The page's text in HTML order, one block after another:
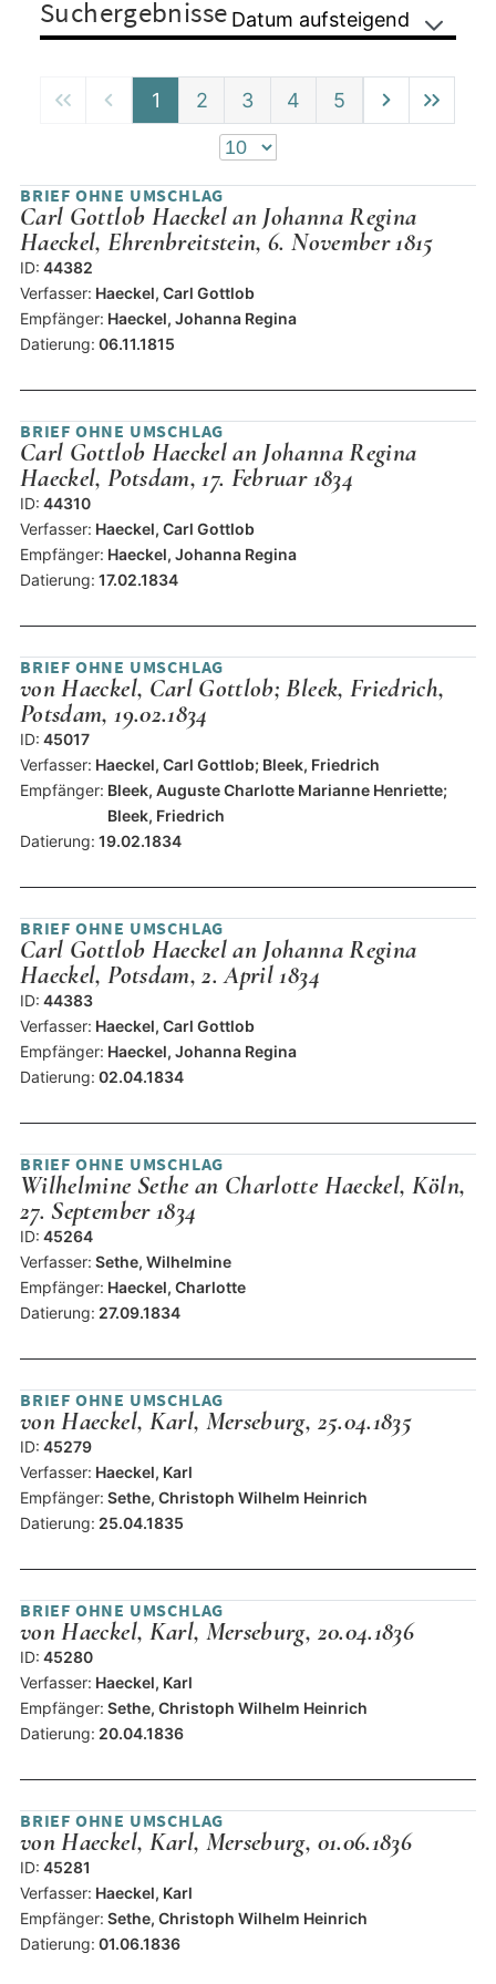
Suchergebnisse Datum aufsteigend
1 2 3 4 5
BRIEF OHNE UMSCHLAG
Carl Gottlob Haeckel an Johanna Regina
Haeckel, Ehrenbreitstein, 6. November 1815
ID: 44382
Verfasser: Haeckel, Carl Gottlob
Empfänger: Haeckel, Johanna Regina
Datierung: 06.11.1815
BRIEF OHNE UMSCHLAG
Carl Gottlob Haeckel an Johanna Regina
Haeckel, Potsdam, 17. Februar 1834
ID: 44310
Verfasser: Haeckel, Carl Gottlob
Empfänger: Haeckel, Johanna Regina
Datierung: 17.02.1834
BRIEF OHNE UMSCHLAG
von Haeckel, Carl Gottlob; Bleek, Friedrich,
Potsdam, 19.02.1834
ID: 45017
Verfasser: Haeckel, Carl Gottlob; Bleek, Friedrich
Empfänger: Bleek, Auguste Charlotte Marianne Henriette;
Bleek, Friedrich
Datierung: 19.02.1834
BRIEF OHNE UMSCHLAG
Carl Gottlob Haeckel an Johanna Regina
Haeckel, Potsdam, 2. April 1834
ID: 44383
Verfasser: Haeckel, Carl Gottlob
Empfänger: Haeckel, Johanna Regina
Datierung: 02.04.1834
BRIEF OHNE UMSCHLAG
Wilhelmine Sethe an Charlotte Haeckel, Köln,
27. September 1834
ID: 45264
Verfasser: Sethe, Wilhelmine
Empfänger: Haeckel, Charlotte
Datierung: 27.09.1834
BRIEF OHNE UMSCHLAG
von Haeckel, Karl, Merseburg, 25.04.1835
ID: 45279
Verfasser: Haeckel, Karl
Empfänger: Sethe, Christoph Wilhelm Heinrich
Datierung: 25.04.1835
BRIEF OHNE UMSCHLAG
von Haeckel, Karl, Merseburg, 20.04.1836
ID: 45280
Verfasser: Haeckel, Karl
Empfänger: Sethe, Christoph Wilhelm Heinrich
Datierung: 20.04.1836
BRIEF OHNE UMSCHLAG
von Haeckel, Karl, Merseburg, 01.06.1836
ID: 45281
Verfasser: Haeckel, Karl
Empfänger: Sethe, Christoph Wilhelm Heinrich
Datierung: 01.06.1836